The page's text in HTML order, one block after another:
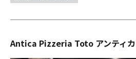
Antica Pizzeria Toto アンティカ